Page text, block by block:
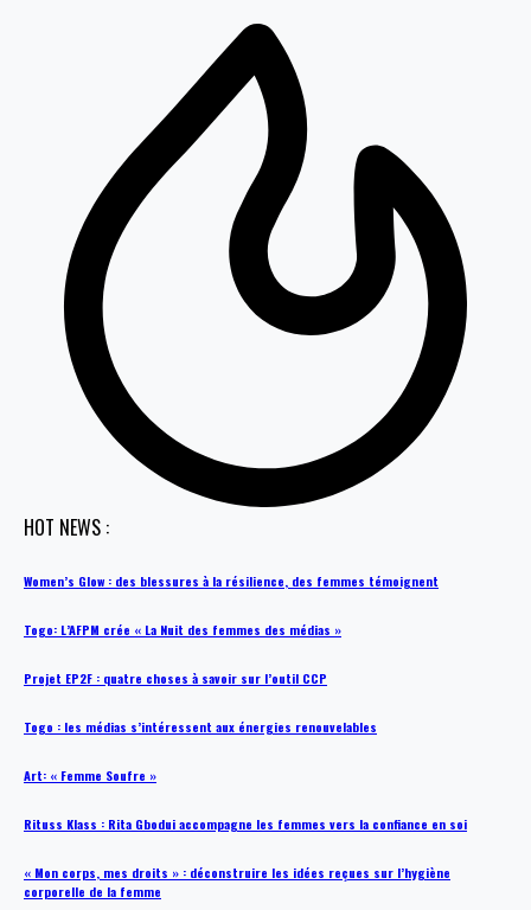
HOT NEWS :
Women’s Glow : des blessures à la résilience, des femmes témoignent
Togo: L’AFPM crée « La Nuit des femmes des médias »
Projet EP2F : quatre choses à savoir sur l’outil CCP
Togo : les médias s’intéressent aux énergies renouvelables
Art: « Femme Soufre »
Rituss Klass : Rita Gbodui accompagne les femmes vers la confiance en soi
« Mon corps, mes droits » : déconstruire les idées reçues sur l’hygiène
corporelle de la femme